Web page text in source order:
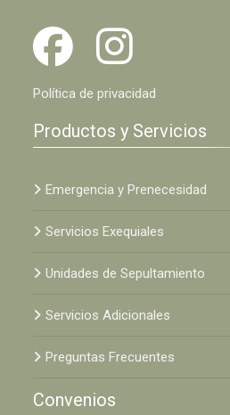
Política de privacidad
Productos y Servicios
Emergencia y Prenecesidad
Servicios Exequiales
Unidades de Sepultamiento
Servicios Adicionales
Preguntas Frecuentes
Convenios